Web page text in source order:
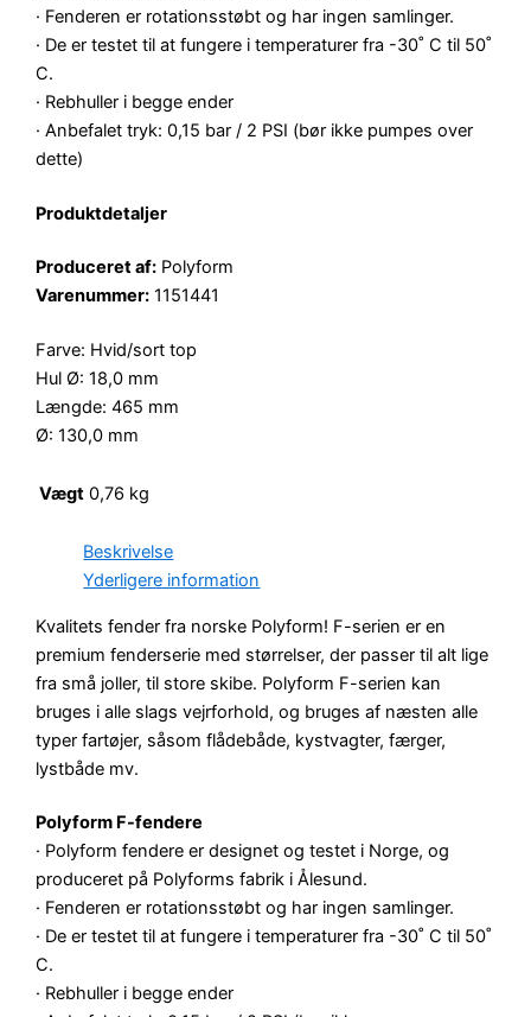
· Fenderen er rotationsstøbt og har ingen samlinger.
· De er testet til at fungere i temperaturer fra -30˚ C til 50˚
C.
· Rebhuller i begge ender
· Anbefalet tryk: 0,15 bar / 2 PSI (bør ikke pumpes over
dette)
Produktdetaljer
Produceret af: Polyform
Varenummer: 1151441
Farve: Hvid/sort top
Hul Ø: 18,0 mm
Længde: 465 mm
Ø: 130,0 mm
Vægt 0,76 kg
Beskrivelse
Yderligere information
Kvalitets fender fra norske Polyform! F-serien er en
premium fenderserie med størrelser, der passer til alt lige
fra små joller, til store skibe. Polyform F-serien kan
bruges i alle slags vejrforhold, og bruges af næsten alle
typer fartøjer, såsom flådebåde, kystvagter, færger,
lystbåde mv.
Polyform F-fendere
· Polyform fendere er designet og testet i Norge, og
produceret på Polyforms fabrik i Ålesund.
· Fenderen er rotationsstøbt og har ingen samlinger.
· De er testet til at fungere i temperaturer fra -30˚ C til 50˚
C.
· Rebhuller i begge ender